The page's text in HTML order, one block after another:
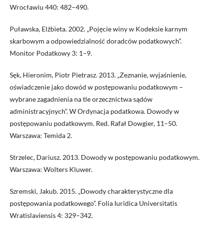
Wrocławiu 440: 482–490.
Puławska, Elżbieta. 2002. „Pojęcie winy w Kodeksie karnym
skarbowym a odpowiedzialność doradców podatkowych”.
Monitor Podatkowy 3: 1–9.
Sęk, Hieronim, Piotr Pietrasz. 2013. „Zeznanie, wyjaśnienie,
oświadczenie jako dowód w postępowaniu podatkowym –
wybrane zagadnienia na tle orzecznictwa sądów
administracyjnych”. W Ordynacja podatkowa. Dowody w
postępowaniu podatkowym. Red. Rafał Dowgier, 11–50.
Warszawa: Temida 2.
Strzelec, Dariusz. 2013. Dowody w postępowaniu podatkowym.
Warszawa: Wolters Kluwer.
Szremski, Jakub. 2015. „Dowody charakterystyczne dla
postępowania podatkowego”. Folia Iuridica Universitatis
Wratislaviensis 4: 329–342.